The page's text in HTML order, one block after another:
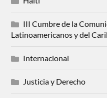
III Cumbre de la
Latinoamericanos y del
Internacional
Justicia y Derecho